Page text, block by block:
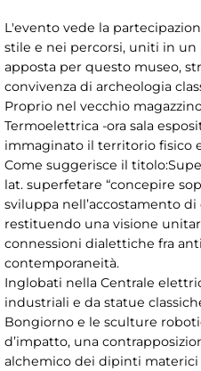
L'evento vede la
stile e nei percorsi, uniti in
apposta per questo museo,
convivenza di archeologia
Proprio nel vecchio
Termoelettrica -ora sala
immaginato il territorio fisico
Come suggerisce il
lat. superfetare “concepire
sviluppa nell’accostamento
restituendo una visione
connessioni dialettiche fra
contemporaneità.
Inglobati nella Centrale
industriali e da statue
Bongiorno e le sculture
d’impatto, una
alchemico dei dipinti